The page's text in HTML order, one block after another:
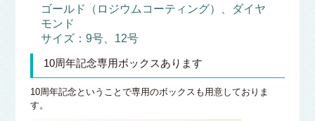
ゴールド（ロジウムコーティング）、ダイヤ
モンド
サイズ：9号、12号
10周年記念専用ボックスあります
10周年記念ということで専用のボックスも用意しておりま
す。